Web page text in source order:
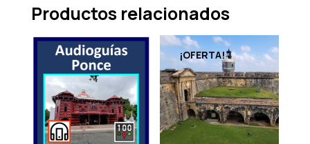
Productos relacionados
¡OFERTA!